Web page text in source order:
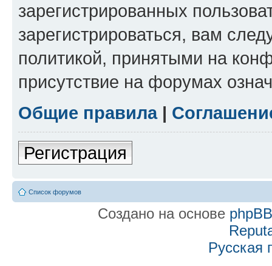
зарегистрированных
зарегистрироваться, вам
политикой, принятыми на
присутствие на форумах
Общие правила|
Регистрация
Список форумов
Создано на основе phpBB
Русская